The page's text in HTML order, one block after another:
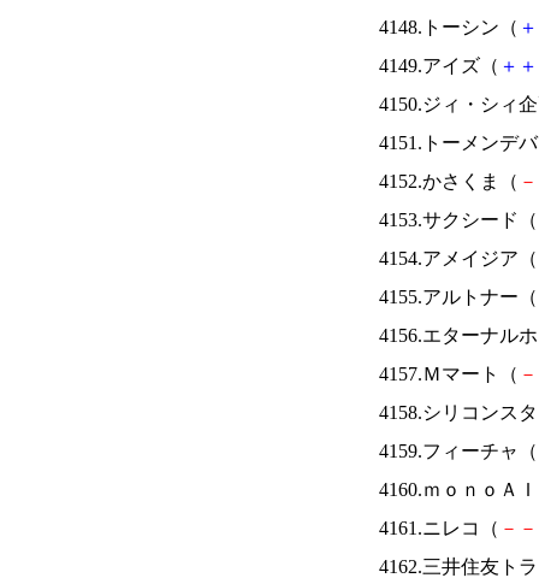
4148.トーシン（ ＋
4149.アイズ（ ＋ ＋
4150.ジィ・シィ
4151.トーメンデ
4152.かさくま（ －
4153.サクシード（
4154.アメイジア（
4155.アルトナー（
4156.エターナル
4157.Ｍマート（ －
4158.シリコンス
4159.フィーチャ（
4160.ｍｏｎｏＡ
4161.ニレコ（ － －
4162.三井住友ト